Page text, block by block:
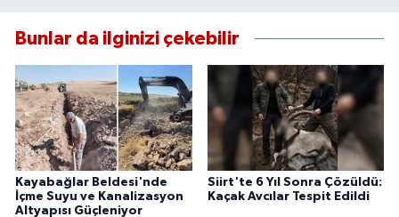
Bunlar da ilginizi çekebilir
Kayabağlar Beldesi'nde
İçme Suyu ve Kanalizasyon
Altyapısı Güçleniyor
Siirt'te 6 Yıl Sonra Çözüldü:
Kaçak Avcılar Tespit Edildi